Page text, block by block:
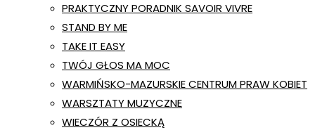
PRAKTYCZNY PORADNIK SAVOIR VIVRE
STAND BY ME
TAKE IT EASY
TWÓJ GŁOS MA MOC
WARMIŃSKO-MAZURSKIE CENTRUM PRAW KOBIET
WARSZTATY MUZYCZNE
WIECZÓR Z OSIECKĄ